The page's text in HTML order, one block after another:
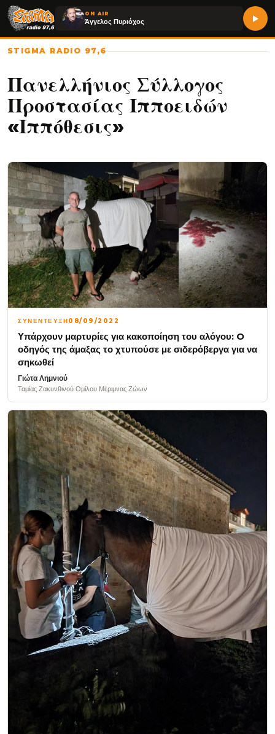
ON AIR
Άγγελος Πυριόχος
STIGMA RADIO 97,6
Πανελλήνιος Σύλλογος
Προστασίας Ιπποειδών
«Ιππόθεσις»
ΣΥΝΕΝΤΕΥΞΗ08/09/2022
Υπάρχουν μαρτυρίες για κακοποίηση του αλόγου: O
οδηγός της άμαξας το χτυπούσε με σιδερόβεργα για να
σηκωθεί
Γιώτα Λημνιού
Ταμίας Ζακυνθινού Ομίλου Μέριμνας Ζώων